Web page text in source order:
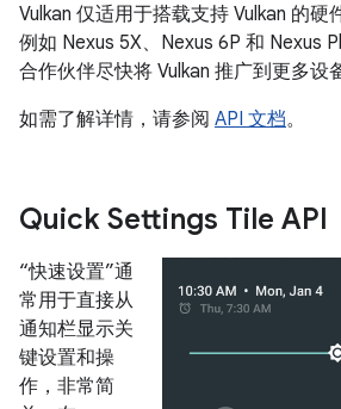
Vulkan 仅适用于搭载支持 Vulkan 的硬
例如 Nexus 5X、Nexus 6P 和 Nexus
合作伙伴尽快将 Vulkan 推广到更多设
如需了解详情，请参阅 API 文档。
Quick Settings Tile API
“快速设置”通
常用于直接从
通知栏显示关
键设置和操
作，非常简